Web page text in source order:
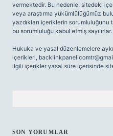
vermektedir. Bu nedenle, sitedeki
veya araştırma yükümlülüğümüz
yazdıkları içeriklerin sorumluluğunu
bu sorumluluğu kabul etmiş sayılırlar.
Hukuka ve yasal düzenlemelere
içerikleri,
ilgili içerikler yasal süre içerisinde
SON YORUMLAR